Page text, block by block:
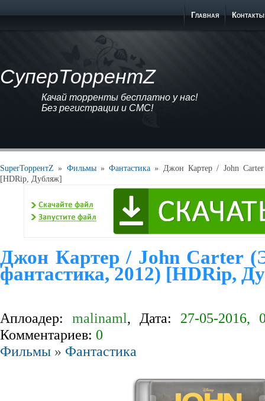
СуперТоррентZ
Качай торренты бесплатно у нас!
Без регистрации и СМС!
Главная Контакты
SuperТоррентZ » Фильмы»Фантастика » Джон Картер / John
[HDRip, Дубляж]
Джон Картер / John Carter
фантастика, 2012) [HDRip,
Аплоадер: malinaml, Дата:
27-05-2016,
Комментариев: 0
Фильмы » Фантастика